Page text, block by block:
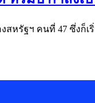
รัฐฯ คนที่ 47 ซึ่งก็